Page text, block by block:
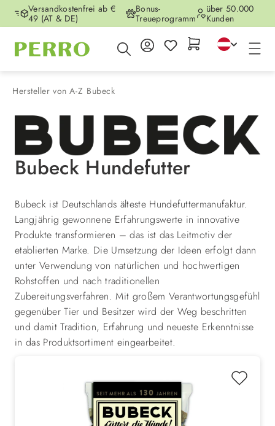
Zum Hauptinhalt springen
Versandkostenfrei ab €
49 (AT & DE)
Bonus-
Treueprogramm
über 50.000
Kunden
Hersteller von A-Z Bubeck
Bubeck Hundefutter
Bubeck ist Deutschlands älteste Hundefuttermanufaktur.
Langjährig gewonnene Erfahrungswerte in innovative
Produkte transformieren – das ist das Leitmotiv der
etablierten Marke. Die Umsetzung der Ideen erfolgt dann
unter Verwendung von natürlichen und hochwertigen
Rohstoffen und nach traditionellen
Zubereitungsverfahren. Mit großem Verantwortungsgefühl
gegenüber Tier und Besitzer wird der Weg beschritten
und damit Tradition, Erfahrung und neueste Erkenntnisse
in das Produktsortiment eingearbeitet.